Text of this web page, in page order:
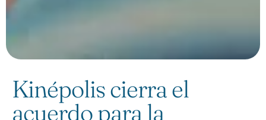
Kinépolis cierra el
acuerdo para la